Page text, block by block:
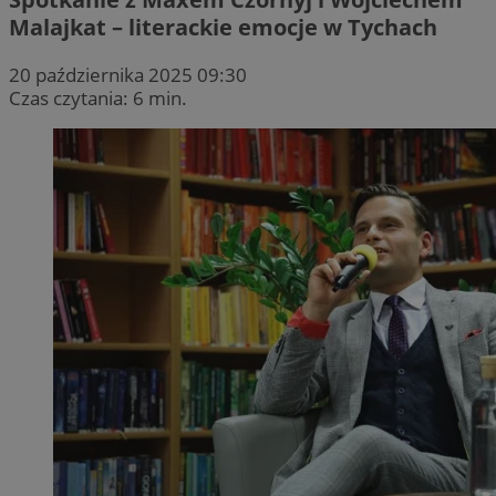
Malajkat – literackie emocje w Tychach
20 października 2025 09:30
Czas czytania: 6 min.